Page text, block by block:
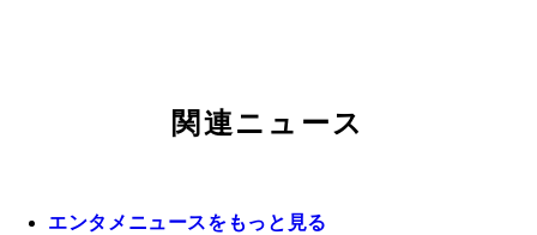
関連ニュース
エンタメニュースをもっと見る